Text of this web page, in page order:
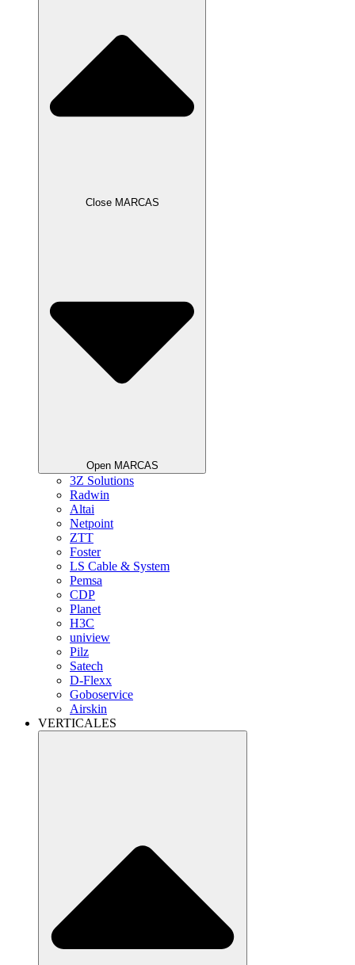
Close MARCAS
Open MARCAS
3Z Solutions
Radwin
Altai
Netpoint
ZTT
Foster
LS Cable & System
Pemsa
CDP
Planet
H3C
uniview
Pilz
Satech
D-Flexx
Goboservice
Airskin
VERTICALES